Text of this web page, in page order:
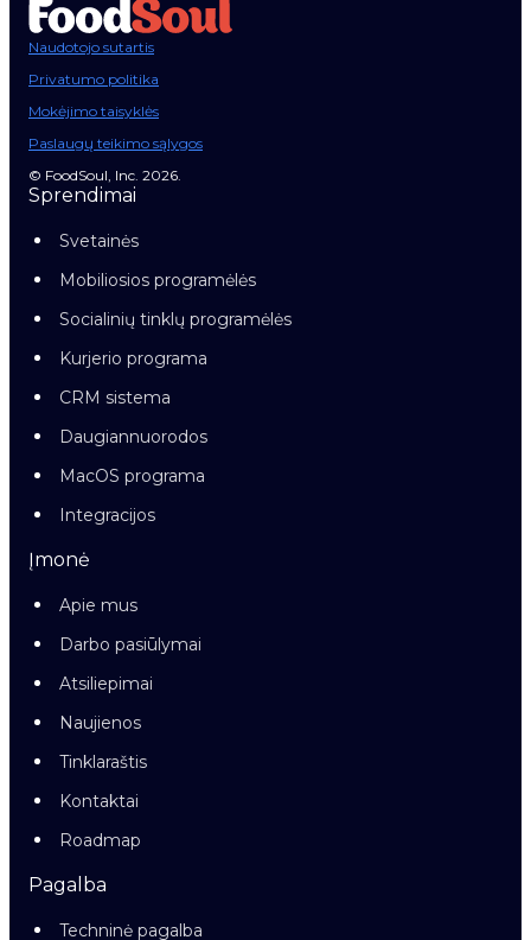
Naudotojo sutartis
Privatumo politika
Mokėjimo taisyklės
Paslaugų teikimo sąlygos
© FoodSoul, Inc. 2026.
Sprendimai
Svetainės
Mobiliosios programėlės
Socialinių tinklų programėlės
Kurjerio programa
CRM sistema
Daugiannuorodos
MacOS programa
Integracijos
Įmonė
Apie mus
Darbo pasiūlymai
Atsiliepimai
Naujienos
Tinklaraštis
Kontaktai
Roadmap
Pagalba
Techninė pagalba